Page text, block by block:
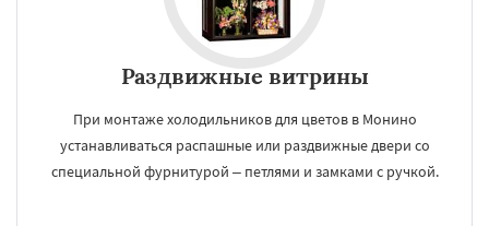
Раздвижные витрины
При монтаже холодильников для цветов в Монино
устанавливаться распашные или раздвижные двери со
специальной фурнитурой – петлями и замками с ручкой.